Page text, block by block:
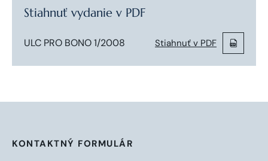
Stiahnuť vydanie v PDF
ULC PRO BONO 1/2008 Stiahnuť v PDF
KONTAKTNÝ FORMULÁR